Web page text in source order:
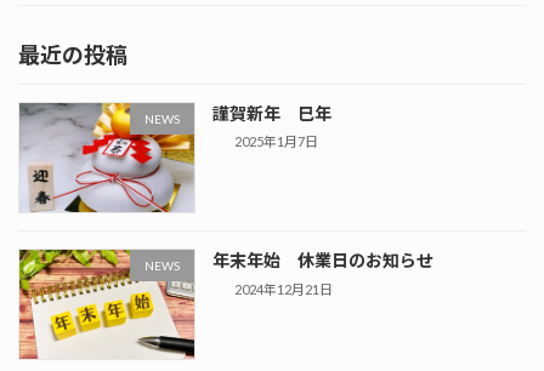
最近の投稿
NEWS 謹賀新年 巳年
2025年1月7日
NEWS 年末年始 休業日のお知らせ
2024年12月21日